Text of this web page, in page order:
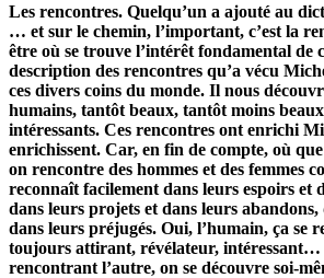
Les rencontres. Quelqu’un a ajouté au
… et sur le chemin, l’important, c’est la
être où se trouve l’intérêt fondamental de
description des rencontres qu’a vécu
ces divers coins du monde. Il nous
humains, tantôt beaux, tantôt moins
intéressants. Ces rencontres ont enrichi
enrichissent. Car, en fin de compte, où
on rencontre des hommes et des femmes
reconnaît facilement dans leurs espoirs et
dans leurs projets et dans leurs
dans leurs préjugés. Oui, l’humain, ça se
toujours attirant, révélateur, intéressant…
rencontrant l’autre, on se découvre soi-